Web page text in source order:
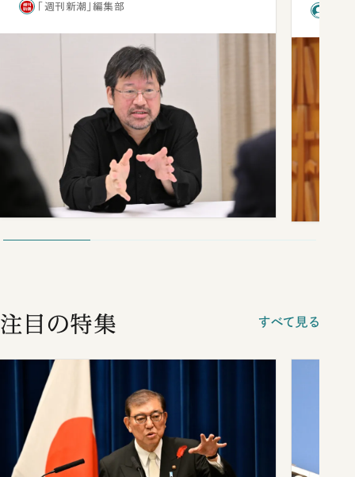
「週刊新潮」編集部
注目の特集 すべて見る